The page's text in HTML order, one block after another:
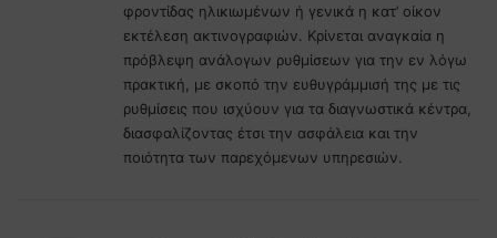
φροντίδας ηλικιωμένων ή γενικά η κατ’ οίκον
εκτέλεση ακτινογραφιών. Κρίνεται αναγκαία η
πρόβλεψη ανάλογων ρυθμίσεων για την εν λόγω
πρακτική, με σκοπό την ευθυγράμμισή της με τις
ρυθμίσεις που ισχύουν για τα διαγνωστικά κέντρα,
διασφαλίζοντας έτσι την ασφάλεια και την
ποιότητα των παρεχόμενων υπηρεσιών.